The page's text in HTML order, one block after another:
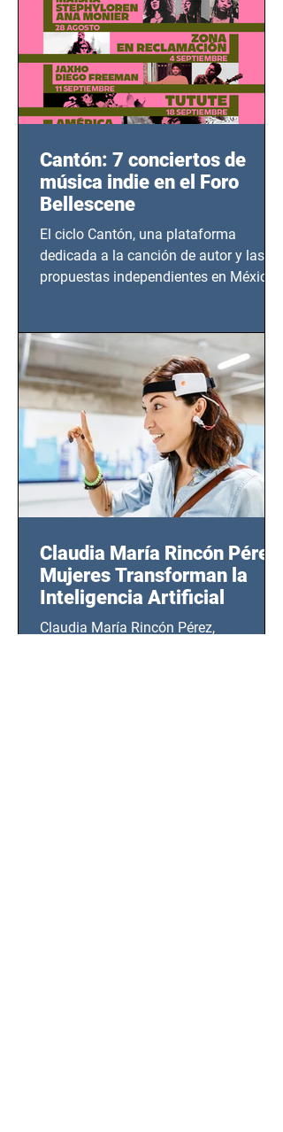
Cantón: 7 conciertos de
música indie en el Foro
Bellescene
El ciclo Cantón, una plataforma
dedicada a la canción de autor y las
propuestas independientes en México,
CDMX), todos los miércoles a partir del
14 de agosto al 25 de septiembre, a las
20:00 horas.
Claudia María Rincón Pérez:
Mujeres Transforman la
Inteligencia Artificial
Claudia María Rincón Pérez,